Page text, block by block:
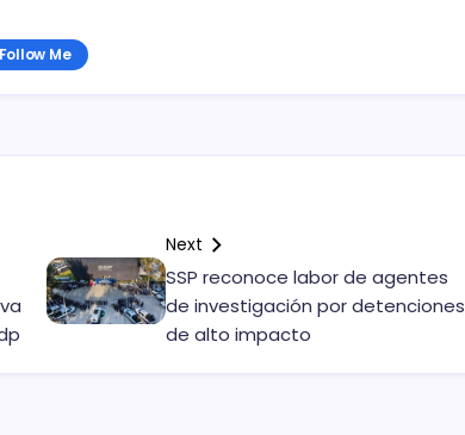
Follow Me
Next
SSP reconoce labor de agentes
de investigación por detenciones
de alto impacto